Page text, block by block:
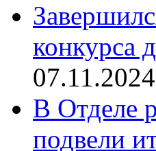
конкурса
07.11.2024
В Отделе
подвели